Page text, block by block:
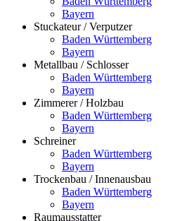
Bayern
Stuckateur / Verputzer
Baden Württemberg
Bayern
Metallbau / Schlosser
Baden Württemberg
Bayern
Zimmerer / Holzbau
Baden Württemberg
Bayern
Schreiner
Baden Württemberg
Bayern
Trockenbau / Innenausbau
Baden Württemberg
Bayern
Raumausstatter